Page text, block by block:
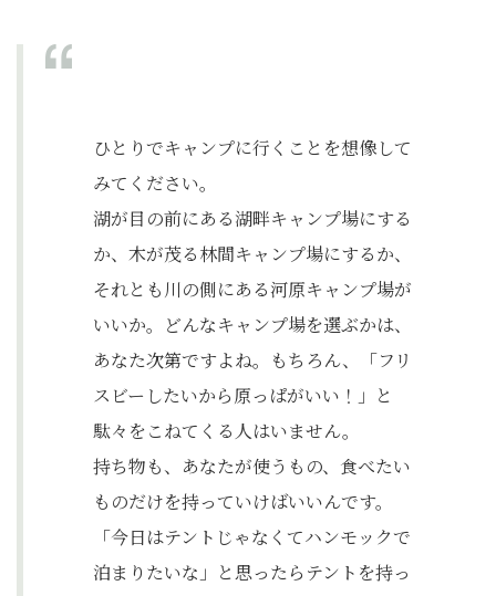
ひとりでキャンプに行くことを想像して
みてください。
湖が目の前にある湖畔キャンプ場にする
か、木が茂る林間キャンプ場にするか、
それとも川の側にある河原キャンプ場が
いいか。どんなキャンプ場を選ぶかは、
あなた次第ですよね。もちろん、「フリ
スビーしたいから原っぱがいい！」と
駄々をこねてくる人はいません。
持ち物も、あなたが使うもの、食べたい
ものだけを持っていけばいいんです。
「今日はテントじゃなくてハンモックで
泊まりたいな」と思ったらテントを持っ